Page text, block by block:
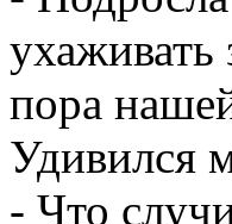
ухаживать
пора
Удивился
- Что